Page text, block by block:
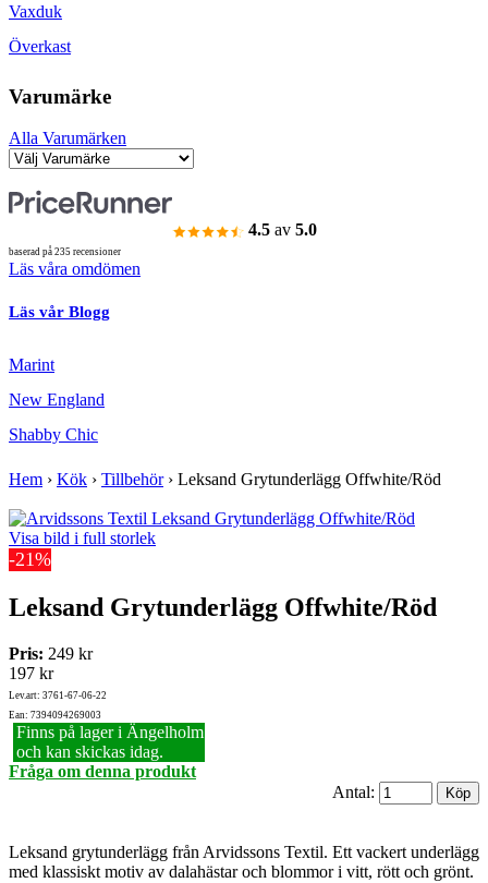
Vaxduk
Överkast
Varumärke
Alla Varumärken
4.5 av 5.0
baserad på 235 recensioner
Läs våra omdömen
Läs vår Blogg
Marint
New England
Shabby Chic
Hem › Kök › Tillbehör› Leksand Grytunderlägg Offwhite/Röd
Visa bild i full storlek
-21%
Leksand Grytunderlägg Offwhite/Röd
Pris: 249 kr
197 kr
Lev.art: 3761-67-06-22
Ean: 7394094269003
Finns på lager i Ängelholm
och kan skickas idag.
Fråga om denna produkt
Antal:
Leksand grytunderlägg från Arvidssons Textil. Ett vackert underlägg
med klassiskt motiv av dalahästar och blommor i vitt, rött och grönt.